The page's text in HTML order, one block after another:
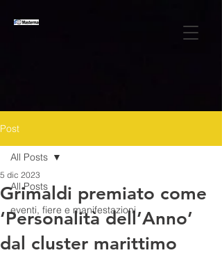
Post
All Posts
eventi, fiere e manifestazioni
All Posts
Grimaldi premiato come
‘Personalità dell’Anno’
dal cluster marittimo
5 dic 2023